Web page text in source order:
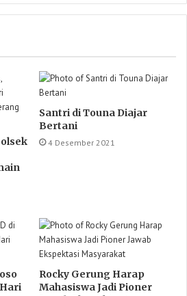
Santri di Touna Diajar
Bertani
4 Desember 2021
Rocky Gerung Harap
Mahasiswa Jadi Pioner